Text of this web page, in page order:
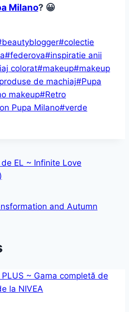
Milano? 😀
beautyblogger#colectie
#federova#inspiratie anii
colorat#makeup#makeup
produse de machiaj#Pupa
makeup#Retro
Pupa Milano#verde
EL ~ Infinite Love
and Autumn